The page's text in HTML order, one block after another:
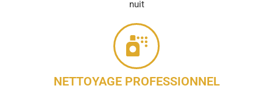
nuit
NETTOYAGE PROFESSIONNEL